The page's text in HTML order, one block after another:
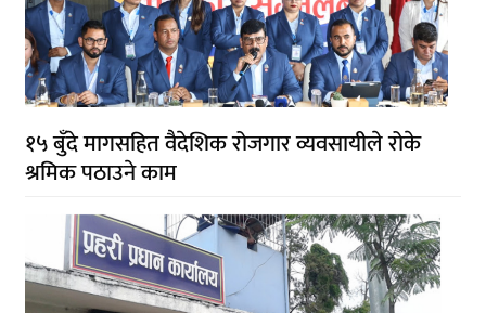
१५ बुँदे मागसहित वैदेशिक रोजगार व्यवसायीले रोके
श्रमिक पठाउने काम